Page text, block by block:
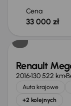
Cena
33 000 zł
Renault
2016130 522 km
Auta krajowe
+2 kolejnych